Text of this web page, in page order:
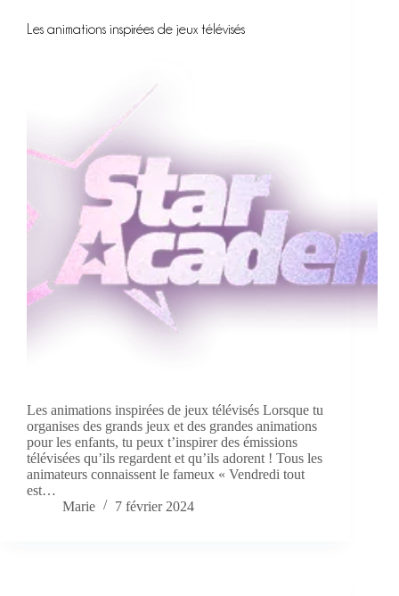
Les animations inspirées de jeux télévisés
Les animations inspirées de jeux télévisés Lorsque tu
organises des grands jeux et des grandes animations
pour les enfants, tu peux t’inspirer des émissions
télévisées qu’ils regardent et qu’ils adorent ! Tous les
animateurs connaissent le fameux « Vendredi tout
est…
Marie
7 février 2024